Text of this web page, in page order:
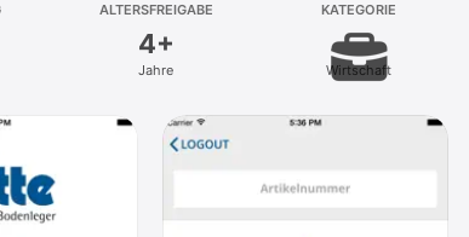
ALTERSFREIGABE
4+
Jahre
KATEGORIE
Wirtschaft